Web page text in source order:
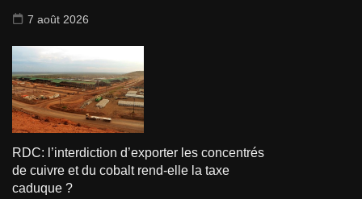
7 août 2026
RDC: l’interdiction d’exporter les concentrés
de cuivre et du cobalt rend-elle la taxe
caduque ?